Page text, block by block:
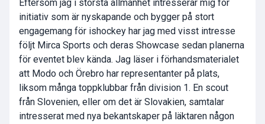
Eftersom jag i största allmänhet intresserar mig för
initiativ som är nyskapande och bygger på stort
engagemang för ishockey har jag med visst intresse
följt Mirca Sports och deras Showcase sedan planerna
för eventet blev kända. Jag läser i förhandsmaterialet
att Modo och Örebro har representanter på plats,
liksom många toppklubbar från division 1. En scout
från Slovenien, eller om det är Slovakien, samtalar
intresserat med nya bekantskaper på läktaren någon